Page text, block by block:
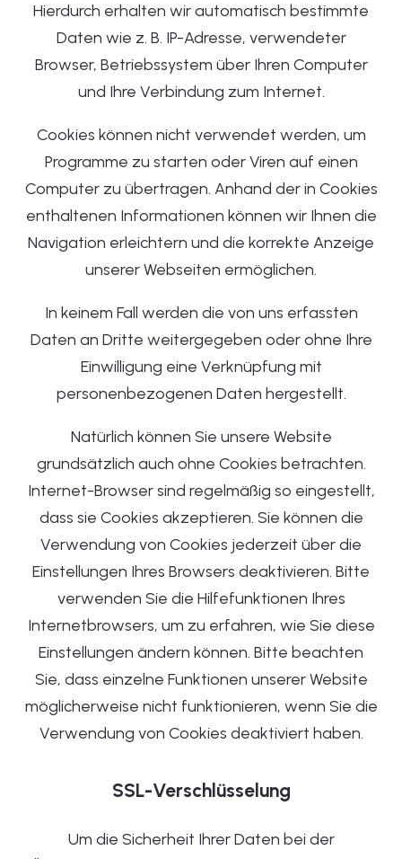
Hierdurch erhalten wir automatisch bestimmte
Daten wie z. B. IP-Adresse, verwendeter
Browser, Betriebssystem über Ihren Computer
und Ihre Verbindung zum Internet.
Cookies können nicht verwendet werden, um
Programme zu starten oder Viren auf einen
Computer zu übertragen. Anhand der in Cookies
enthaltenen Informationen können wir Ihnen die
Navigation erleichtern und die korrekte Anzeige
unserer Webseiten ermöglichen.
In keinem Fall werden die von uns erfassten
Daten an Dritte weitergegeben oder ohne Ihre
Einwilligung eine Verknüpfung mit
personenbezogenen Daten hergestellt.
Natürlich können Sie unsere Website
grundsätzlich auch ohne Cookies betrachten.
Internet-Browser sind regelmäßig so eingestellt,
dass sie Cookies akzeptieren. Sie können die
Verwendung von Cookies jederzeit über die
Einstellungen Ihres Browsers deaktivieren. Bitte
verwenden Sie die Hilfefunktionen Ihres
Internetbrowsers, um zu erfahren, wie Sie diese
Einstellungen ändern können. Bitte beachten
Sie, dass einzelne Funktionen unserer Website
möglicherweise nicht funktionieren, wenn Sie die
Verwendung von Cookies deaktiviert haben.
SSL-Verschlüsselung
Um die Sicherheit Ihrer Daten bei der